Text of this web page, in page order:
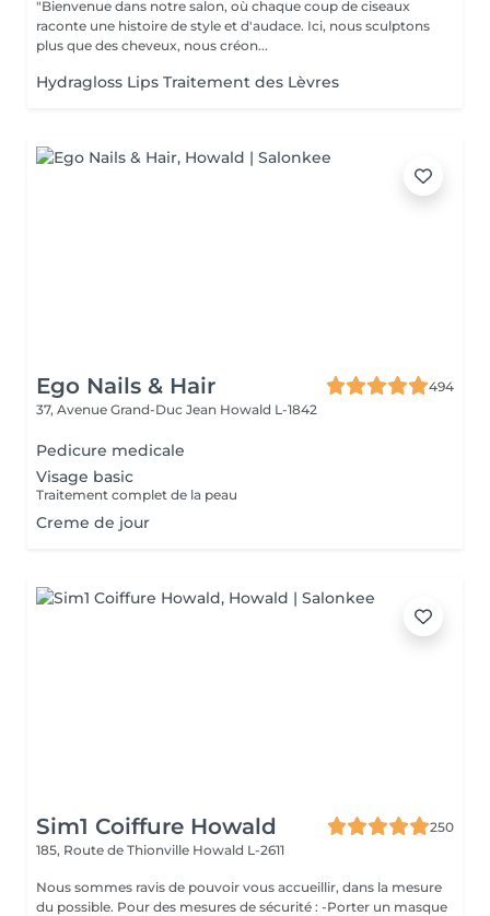
"Bienvenue dans notre salon, où chaque coup de ciseaux
raconte une histoire de style et d'audace. Ici, nous sculptons
plus que des cheveux, nous créon...
Hydragloss Lips Traitement des Lèvres
Ego Nails & Hair
494
37, Avenue Grand-Duc Jean Howald L-1842
Pedicure medicale
Visage basic
Traitement complet de la peau
Creme de jour
Sim1 Coiffure Howald
250
185, Route de Thionville Howald L-2611
Nous sommes ravis de pouvoir vous accueillir, dans la mesure
du possible. Pour des mesures de sécurité : -Porter un masque